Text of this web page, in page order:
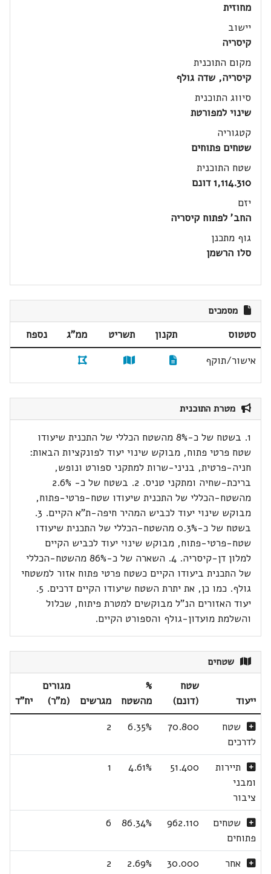
מחוזית
יישוב
קיסריה
מקום התוכנית
קיסריה, שדה גולף
סיווג התוכנית
שינוי למפורטת
קטגוריה
שטחים פתוחים
שטח התוכנית
1,114.310 דונם
יזם
החב' לפתוח קיסריה
גוף מתכנן
סלו הרשמן
מסמכים
סטטוס תקנון תשריט ממ"ג
נספח
אישור/תוקף
מטרת התוכנית
1. בשטח של כ-8% מהשטח הכללי של התכנית שיעודו
שטח פרטי פתוח, מבוקש שינוי יעוד לפונקציות הבאות:
חניה-פרטית, בניני-שרות למתקני ספורט ונופש,
בריכת-שחיה ומתקני טניס. 2. בשטח של כ- 2.6%
מהשטח-הכללי של התכנית שיעודו שטח-פרטי-פתוח,
מבוקש שינוי יעוד לכביש המהיר חיפה-ת"א הקיים. 3.
בשטח של כ-0.3% מהשטח-הכללי של התכנית שיעודו
שטח-פרטי-פתוח, מבוקש שינוי יעוד לכביש הקיים
למלון דן-קיסריה. 4. השארה של כ-86% מהשטח-הכללי
של התכנית ביעודו הקיים כשטח פרטי פתוח אזור למשטחי
גולף. כמו כן, את יתרת השטח שיעודו הקיים דרכים. 5.
יעוד האזורים הנ"ל מבוקשים למטרת פיתוח, שכלול
והשלמת מועדון-גולף והספורט הקיים.
שטחים
ייעוד
שטח
(דונם)
%
מהשטח
מגרשים
מגורים
(מ"ר)
יח"ד
שטח
לדרכים
70.800
6.35%
2
תיירות
ומבני
ציבור
51.400
4.61%
1
שטחים
פתוחים
962.110
86.34%
6
אחר 30.000
2.69%
2